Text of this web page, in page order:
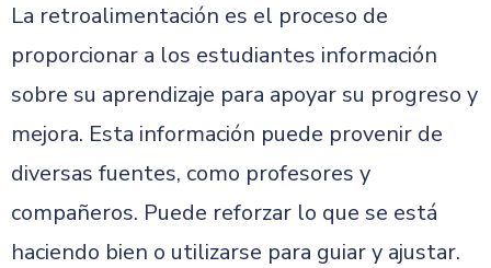
La retroalimentación es el proceso de
proporcionar a los estudiantes información
sobre su aprendizaje para apoyar su progreso y
mejora. Esta información puede provenir de
diversas fuentes, como profesores y
compañeros. Puede reforzar lo que se está
haciendo bien o utilizarse para guiar y ajustar.